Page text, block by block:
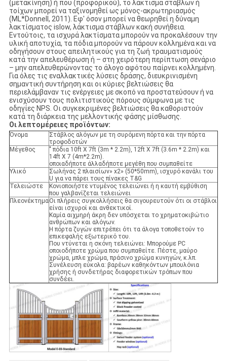
(μετακίνηση) ή που (προφορικού), το λάκτισμα στάβλων ή
τοίχων μπορεί να ταξινομηθεί ως μόνος-ακρωτηριασμός
(ML*Donnell, 2011). Εφ' όσον μπορεί να θεωρηθεί η δύναμη
λακτίσματος islow, λάκτισμα στάβλων κακή συνήθεια.
Εντούτοις, τα ισχυρά λακτίσματα μπορούν να προκαλέσουν την
υλική αποτυχία, τα πόδια μπορούν να πάρουν κολλημένα και να
οδηγήσουν στους απειλητικούς για τη ζωή τραυματισμούς
κατά την απελευθέρωση ή – στη χειρότερη περίπτωση σενάριο
– μην απελευθερώνοντας το άλογο αφότου παίρνει κολλημένη.
Για όλες τις εναλλακτικές λύσεις δράσης, διευκρινισμένη
σημαντική συντήρηση και οι κύριες βελτιώσεις θα
περιελάμβαναν τις ενέργειες με σκοπό να προστατεύσουν ή να
ενισχύσουν τους πολιτιστικούς πόρους σύμφωνα με τις
οδηγίες NPS. Οι συγκεκριμένες βελτιώσεις θα καθοριστούν
κατά τη διάρκεια της μελλοντικής φάσης μίσθωσης.
Οι λεπτομέρειες προϊόντων:
Όνομα
Στάβλος αλόγων με τη συρόμενη πόρτα και την πόρτα
τροφοδοτών
Μέγεθος
" πόδια 10ft X 7ft (3m * 2.2m), 12ft X 7ft (3.6m * 2.2m) και
14ft X 7 (4m*2.2m).
οποιαδήποτε άλλαδήποτε μεγέθη που συμπαθείτε
Υλικό
Σωλήνας 2 πλαισίων» x2» (50*50mm), ισχυρό κανάλι του
U για να πάρει τους πίνακες T&G
Τελειώστε
Κονιοποιήστε ντυμένος τελειώνει ή η καυτή εμβύθιση
που γαλβανίζεται τελειώνει
ΠλεονέκτημαΟι πλήρεις συγκολλήσεις θα σιγουρευτούν ότι οι στάβλοι
είναι ισχυροί και ανθεκτικοί.
Καμία αιχμηρή άκρη δεν υπόσχεται το χρηματοκιβώτιο
ανθρώπων και αλόγων.
Η πόρτα ζυγών επιτρέπει ότι τα άλογα τοποθετούν το
επικεφαλής εξωτερικό του.
Που ντύνεται η σκόνη τελειώνει: Μπορούμε PC
οποιοδήποτε χρώμα που συμπαθείτε. Πέστε, μαύρο
χρώμα, μπλε χρώμα, πράσινο χρώμα κυνηγών, κ.λπ.
Συνέλευση εύκολα: βαρέων καθηκόντων μπουλόνια
χρήσης ή συνδετήρας διαφορετικών τρόπων που
συνδέει.